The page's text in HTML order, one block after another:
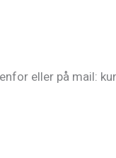
eller på mail: